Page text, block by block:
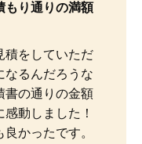
もり通りの満額
積をしていただ
なるんだろうな
書の通りの金額
動しました！
かったです。